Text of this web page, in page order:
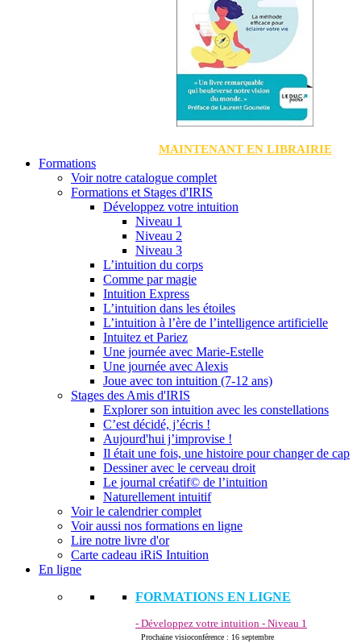
MAINTENANT EN LIBRAIRIE
Formations
Voir notre catalogue complet
Formations et Stages d'IRIS
Développez votre intuition
Niveau 1
Niveau 2
Niveau 3
L’intuition du corps
Comme par magie
Intuition Express
L’intuition dans les étoiles
L’intuition à l’ère de l’intelligence artificielle
Intuitez et Pariez
Une journée avec Marie-Estelle
Une journée avec Alexis
Joue avec ton intuition (7-12 ans)
Stages des Amis d'IRIS
Explorer son intuition avec les constellations
C’est décidé, j’écris !
Aujourd'hui j’improvise !
Il était une fois, une histoire pour changer de cap
Dessiner avec le cerveau droit
Le journal créatif© de l’intuition
Naturellement intuitif
Voir le calendrier complet
Voir aussi nos formations en ligne
Lire notre livre d'or
Carte cadeau iRiS Intuition
En ligne
FORMATIONS EN LIGNE
- Développez votre intuition - Niveau 1
Prochaine visioconférence : 16 septembre